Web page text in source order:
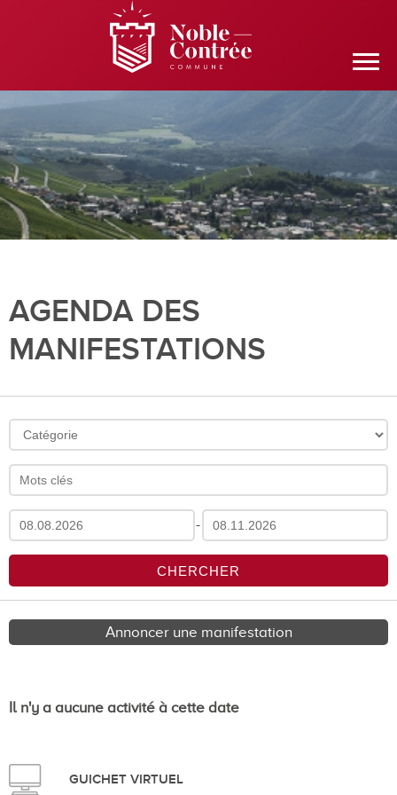
AGENDA DES
MANIFESTATIONS
-
Annoncer une manifestation
Il n'y a aucune activité à cette date
GUICHET VIRTUEL